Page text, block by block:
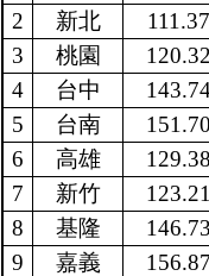
2
新北 111.37
3
桃園 120.32
4
台中
5
台南 151.70
6
高雄 129.38
7
新竹 123.21
8
基隆 146.73
9
嘉義 156.87